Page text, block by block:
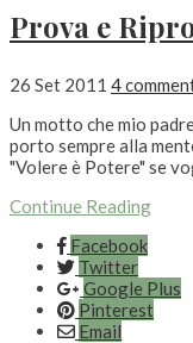
Prova e
26 Set 2011 4
Un motto che mio
porto sempre alla
"Volere è Potere" se
Continue Reading
Facebook
Twitter
Google Plus
Pinterest
Email